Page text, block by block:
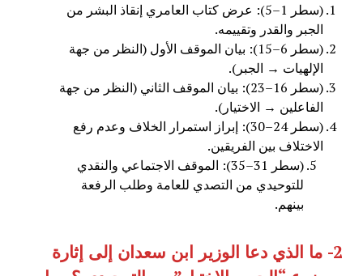
(سطر 1–5): عرض كتاب العامري إنقاذ البشر من
الجبر والقدر وتقييمه.
(سطر 6–15): بيان الموقف الأول (النظر من جهة
الإلهيات → الجبر).
(سطر 16–23): بيان الموقف الثاني (النظر من جهة
الفاعلين → الاختيار).
(سطر 24–30): إبراز استمرار الخلاف وعدم رفع
الاختلاف بين الفريقين.
(سطر 31–35): الموقف الاجتماعي والنقدي
للتوحيدي من التصدي للعامة وطلب الرفعة
بينهم.
2- ما الذي دعا الوزير ابن سعدان إلى إثارة